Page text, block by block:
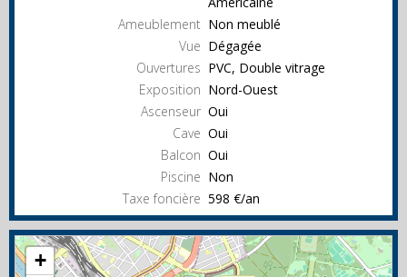
Ameublement Non meublé
Vue Dégagée
Ouvertures PVC, Double vitrage
Exposition Nord-Ouest
Ascenseur Oui
Cave Oui
Balcon Oui
Piscine Non
Taxe foncière 598 €/an
+